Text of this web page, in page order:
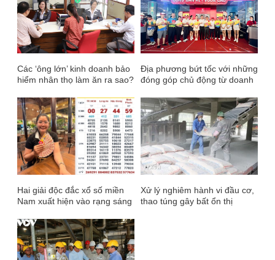
Các ‘ông lớn’ kinh doanh bảo
hiểm nhân thọ làm ăn ra sao?
Địa phương bứt tốc với những
đóng góp chủ động từ doanh
Hai giải độc đắc xổ số miền
Nam xuất hiện vào rạng sáng
Xử lý nghiêm hành vi đầu cơ,
thao túng gây bất ổn thị